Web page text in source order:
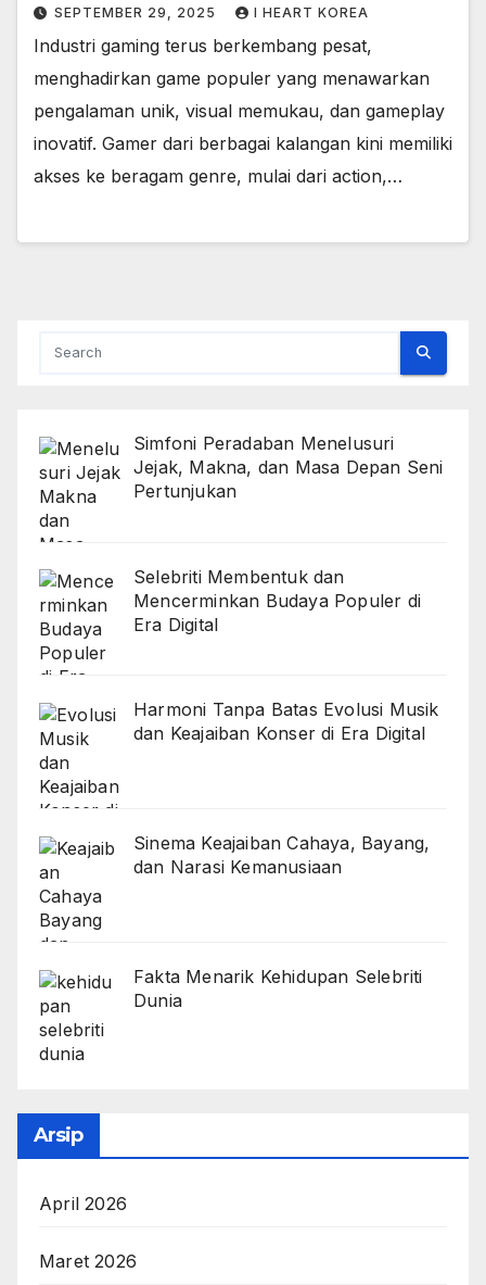
SEPTEMBER 29, 2025 I HEART KOREA
Industri gaming terus berkembang pesat,
menghadirkan game populer yang menawarkan
pengalaman unik, visual memukau, dan gameplay
inovatif. Gamer dari berbagai kalangan kini memiliki
akses ke beragam genre, mulai dari action,…
Simfoni Peradaban Menelusuri
Jejak, Makna, dan Masa Depan Seni
Pertunjukan
Selebriti Membentuk dan
Mencerminkan Budaya Populer di
Era Digital
Harmoni Tanpa Batas Evolusi Musik
dan Keajaiban Konser di Era Digital
Sinema Keajaiban Cahaya, Bayang,
dan Narasi Kemanusiaan
Fakta Menarik Kehidupan Selebriti
Dunia
Arsip
April 2026
Maret 2026